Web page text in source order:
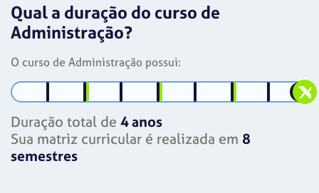
Qual a duração do curso de
Administração?
O curso de Administração possui:
Duração total de 4 anos
Sua matriz curricular é realizada em 8
semestres